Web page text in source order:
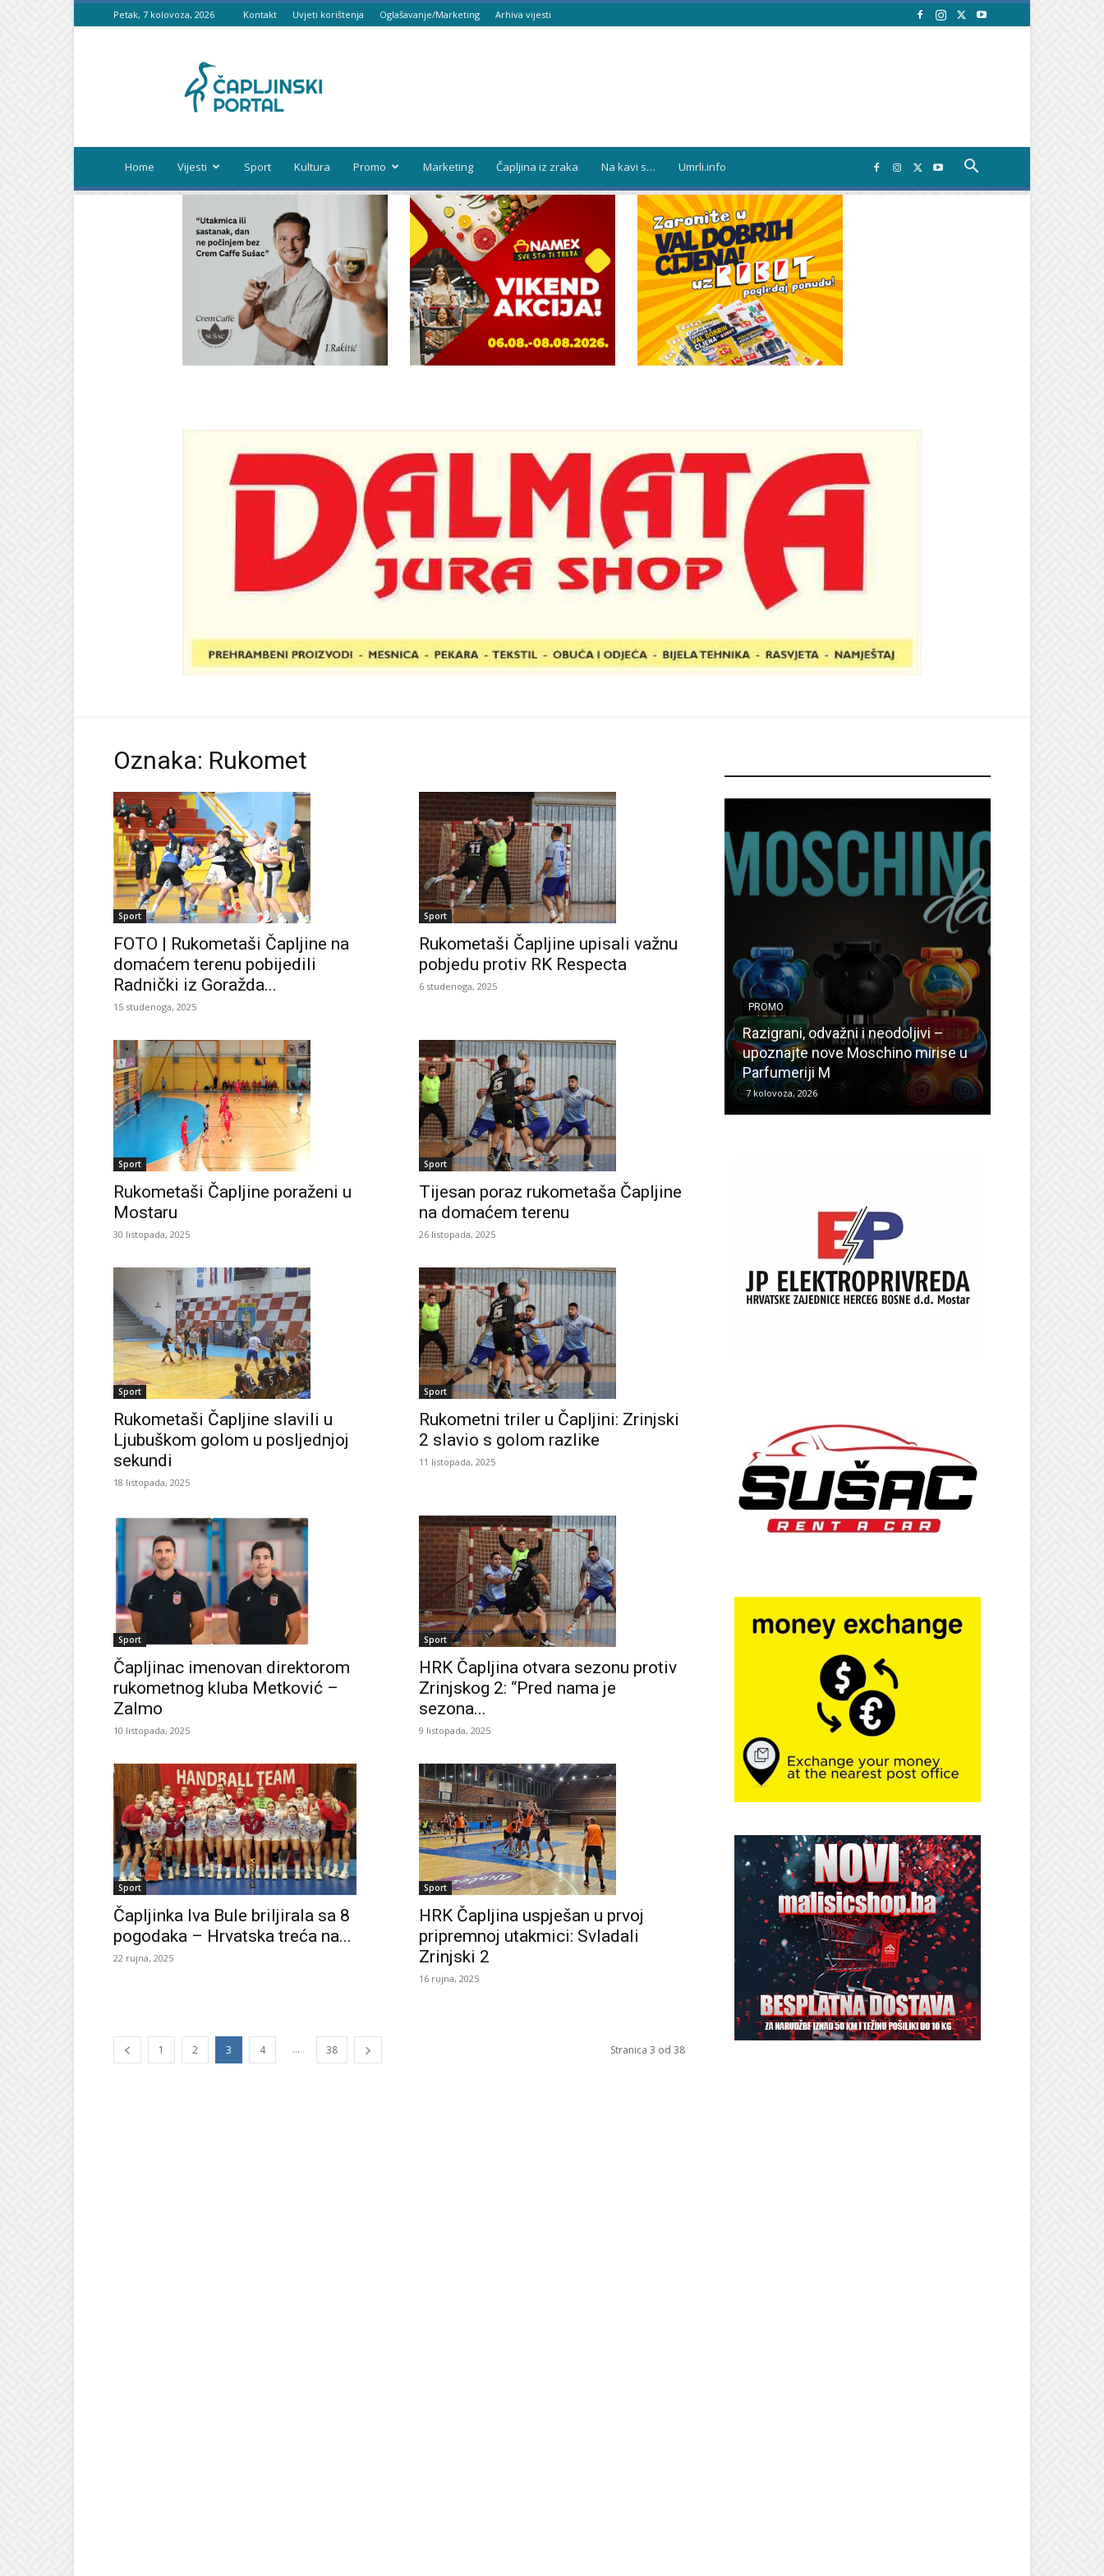
Petak, 7 kolovoza, 2026 Kontakt Uvjeti korištenja Oglašavanje/Marketing Arhiva vijesti
portal
Home Vijesti Sport Kultura Promo Marketing Čapljina iz zraka Na kavi s… Umrli.info
Oznaka: Rukomet
Sport
FOTO | Rukometaši Čapljine na
domaćem terenu pobijedili
Radnički iz Goražda...
15 studenoga, 2025
Sport
Rukometaši Čapljine upisali važnu
pobjedu protiv RK Respecta
6 studenoga, 2025
Sport
Rukometaši Čapljine poraženi u
Mostaru
30 listopada, 2025
Sport
Tijesan poraz rukometaša Čapljine
na domaćem terenu
26 listopada, 2025
Sport
Rukometaši Čapljine slavili u
Ljubuškom golom u posljednjoj
sekundi
18 listopada, 2025
Sport
Rukometni triler u Čapljini: Zrinjski
2 slavio s golom razlike
11 listopada, 2025
Sport
Čapljinac imenovan direktorom
rukometnog kluba Metković –
Zalmo
10 listopada, 2025
Sport
HRK Čapljina otvara sezonu protiv
Zrinjskog 2: “Pred nama je
sezona...
9 listopada, 2025
Sport
Čapljinka Iva Bule briljirala sa 8
pogodaka – Hrvatska treća na...
22 rujna, 2025
Sport
HRK Čapljina uspješan u prvoj
pripremnoj utakmici: Svladali
Zrinjski 2
16 rujna, 2025
1 2 3 4 ... 38 Stranica 3 od 38
PROMO
Razigrani, odvažni i neodoljivi –
upoznajte nove Moschino mirise u
Parfumeriji M
7 kolovoza, 2026